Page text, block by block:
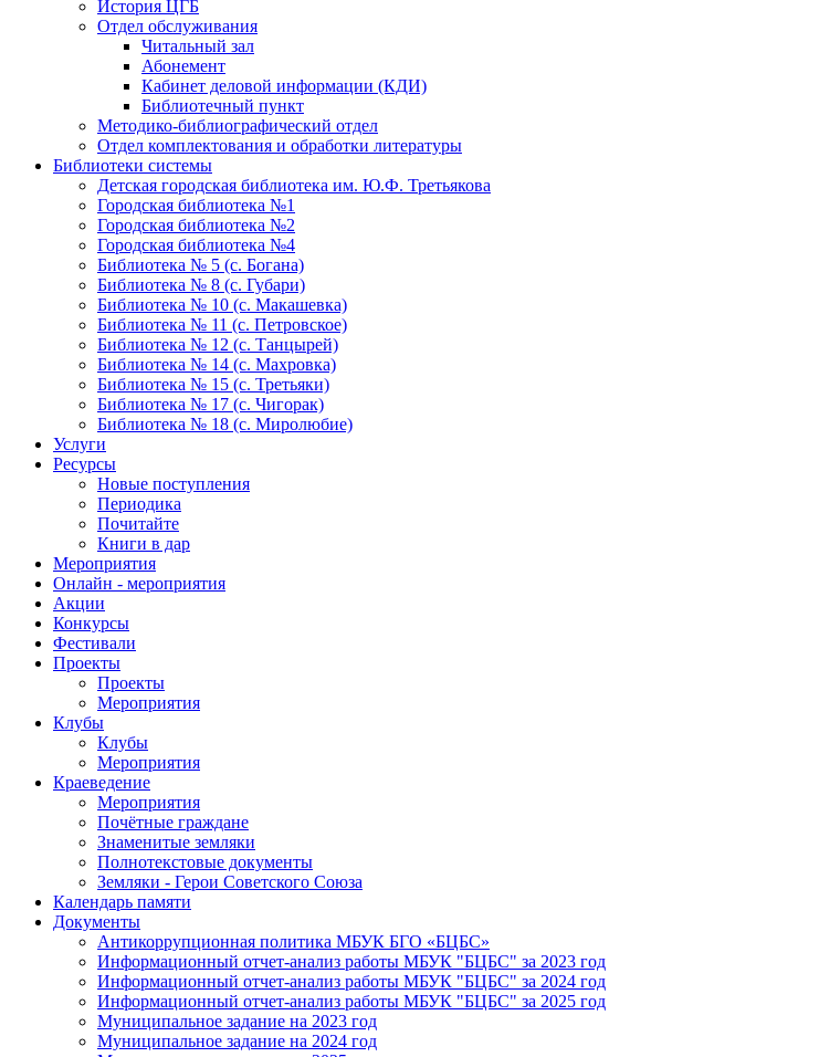
История ЦГБ
Отдел обслуживания
Читальный зал
Абонемент
Кабинет деловой информации (КДИ)
Библиотечный пункт
Методико-библиографический отдел
Отдел комплектования и обработки литературы
Библиотеки системы
Детская городская библиотека им. Ю.Ф. Третьякова
Городская библиотека №1
Городская библиотека №2
Городская библиотека №4
Библиотека № 5 (с. Богана)
Библиотека № 8 (с. Губари)
Библиотека № 10 (с. Макашевка)
Библиотека № 11 (с. Петровское)
Библиотека № 12 (с. Танцырей)
Библиотека № 14 (с. Махровка)
Библиотека № 15 (с. Третьяки)
Библиотека № 17 (с. Чигорак)
Библиотека № 18 (с. Миролюбие)
Услуги
Ресурсы
Новые поступления
Периодика
Почитайте
Книги в дар
Мероприятия
Онлайн - мероприятия
Акции
Конкурсы
Фестивали
Проекты
Проекты
Мероприятия
Клубы
Клубы
Мероприятия
Краеведение
Мероприятия
Почётные граждане
Знаменитые земляки
Полнотекстовые документы
Земляки - Герои Советского Союза
Календарь памяти
Документы
Антикоррупционная политика МБУК БГО «БЦБС»
Информационный отчет-анализ работы МБУК "БЦБС" за 2023 год
Информационный отчет-анализ работы МБУК "БЦБС" за 2024 год
Информационный отчет-анализ работы МБУК "БЦБС" за 2025 год
Муниципальное задание на 2023 год
Муниципальное задание на 2024 год